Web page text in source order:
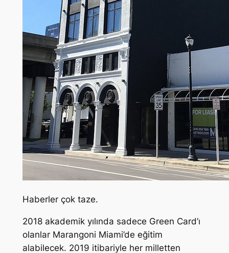
Haberler çok taze.
2018 akademik yılında sadece Green Card’ı
olanlar Marangoni Miami’de eğitim
alabilecek. 2019 itibariyle her milletten